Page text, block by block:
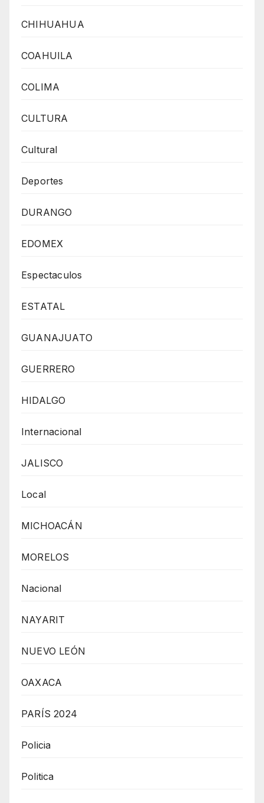
CHIHUAHUA
COAHUILA
COLIMA
CULTURA
Cultural
Deportes
DURANGO
EDOMEX
Espectaculos
ESTATAL
GUANAJUATO
GUERRERO
HIDALGO
Internacional
JALISCO
Local
MICHOACÁN
MORELOS
Nacional
NAYARIT
NUEVO LEÓN
OAXACA
PARÍS 2024
Policia
Politica